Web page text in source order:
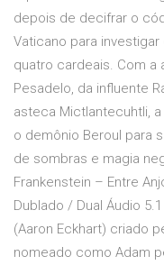
depois de decifrar o
Vaticano para
quatro cardeais. Com a
Pesadelo, da influente
asteca Mictlantecuhtli,
o demônio Beroul para
de sombras e magia
Frankenstein – Entre
Dublado / Dual Áudio
(Aaron Eckhart) criado
nomeado como Adam